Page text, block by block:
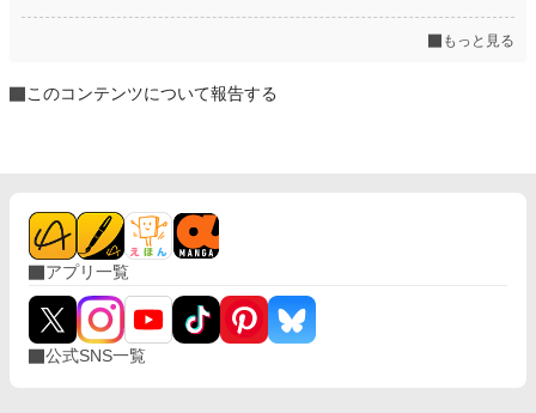
もっと見る
このコンテンツについて報告する
アプリ一覧
公式SNS一覧